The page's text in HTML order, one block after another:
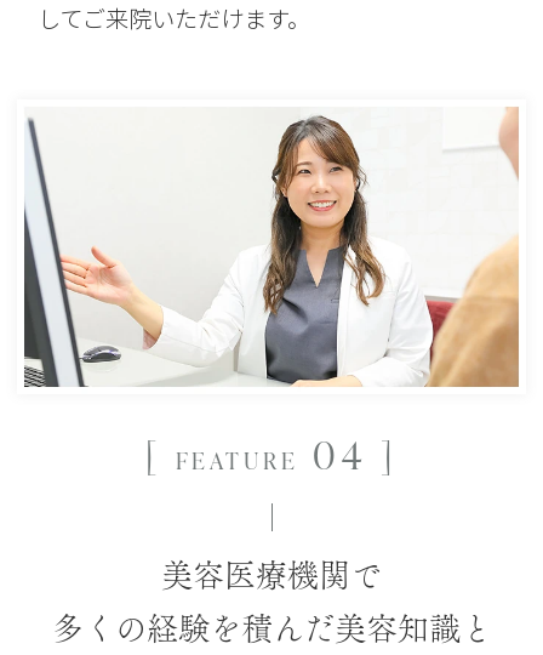
してご来院いただけます。
[ FEATURE 04 ]
美容医療機関で
多くの経験を積んだ美容知識と